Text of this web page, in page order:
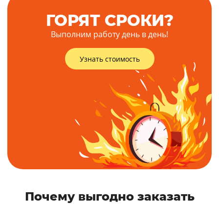
ГОРЯТ СРОКИ?
Выполним работу день в день!
Узнать стоимость
Почему выгодно заказать